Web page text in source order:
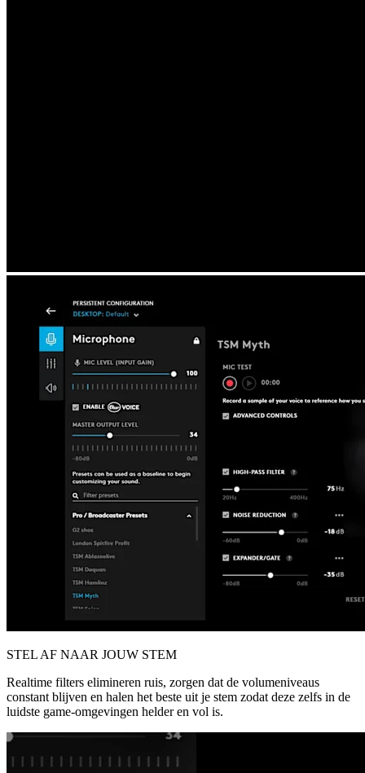
STEL AF NAAR JOUW STEM
Realtime filters elimineren ruis, zorgen dat de volumeniveaus
constant blijven en halen het beste uit je stem zodat deze zelfs in de
luidste game-omgevingen helder en vol is.